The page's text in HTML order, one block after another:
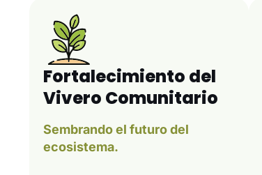
Fortalecimiento del
Vivero Comunitario
Sembrando el futuro del
ecosistema.